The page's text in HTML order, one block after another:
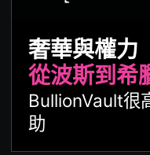
奢華與權力
從波斯到希
BullionVault很
助